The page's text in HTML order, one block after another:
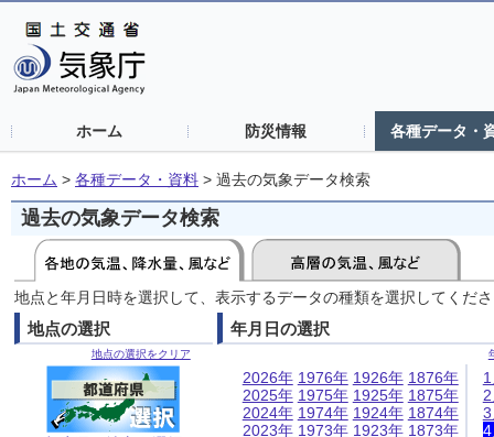
ホーム 防災情報 各種データ・
ホーム > 各種データ・資料 > 過去の気象データ検索
過去の気象データ検索
地点と年月日時を選択して、表示するデータの種類を選択してくだ
地点の選択
地点の選択をクリア
年月日の選択
2026年
2025年
2024年
2023年
1976年
1975年
1974年
1973年
1926年
1925年
1924年
1923年
1876年
1875年
1874年
1873年